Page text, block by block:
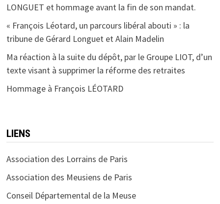
LONGUET et hommage avant la fin de son mandat.
« François Léotard, un parcours libéral abouti » : la
tribune de Gérard Longuet et Alain Madelin
Ma réaction à la suite du dépôt, par le Groupe LIOT, d’un
texte visant à supprimer la réforme des retraites
Hommage à François LÉOTARD
LIENS
Association des Lorrains de Paris
Association des Meusiens de Paris
Conseil Départemental de la Meuse